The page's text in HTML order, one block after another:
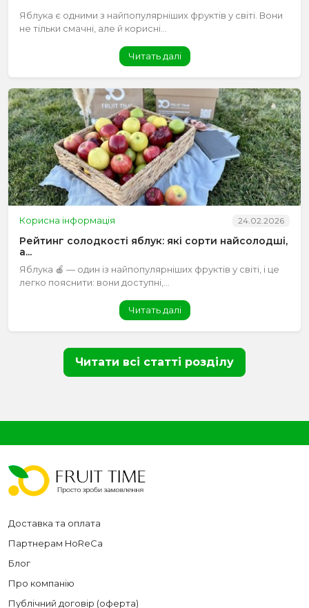
Яблука є одними з найпопулярніших фруктів у світі. Вони
не тільки смачні, але й корисні...
Читать далі
Корисна інформація 24.02.2026
Рейтинг солодкості яблук: які сорти найсолодші,
а...
Яблука 🍎 — один із найпопулярніших фруктів у світі, і це
легко пояснити: вони доступні,...
Читать далі
Читати всі статті розділу
Доставка та оплата
Партнерам HoReCa
Блог
Про компанію
Публічний договір (оферта)